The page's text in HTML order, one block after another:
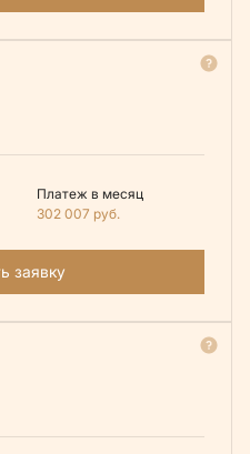
Платеж в месяц
302 007 руб.
заявку